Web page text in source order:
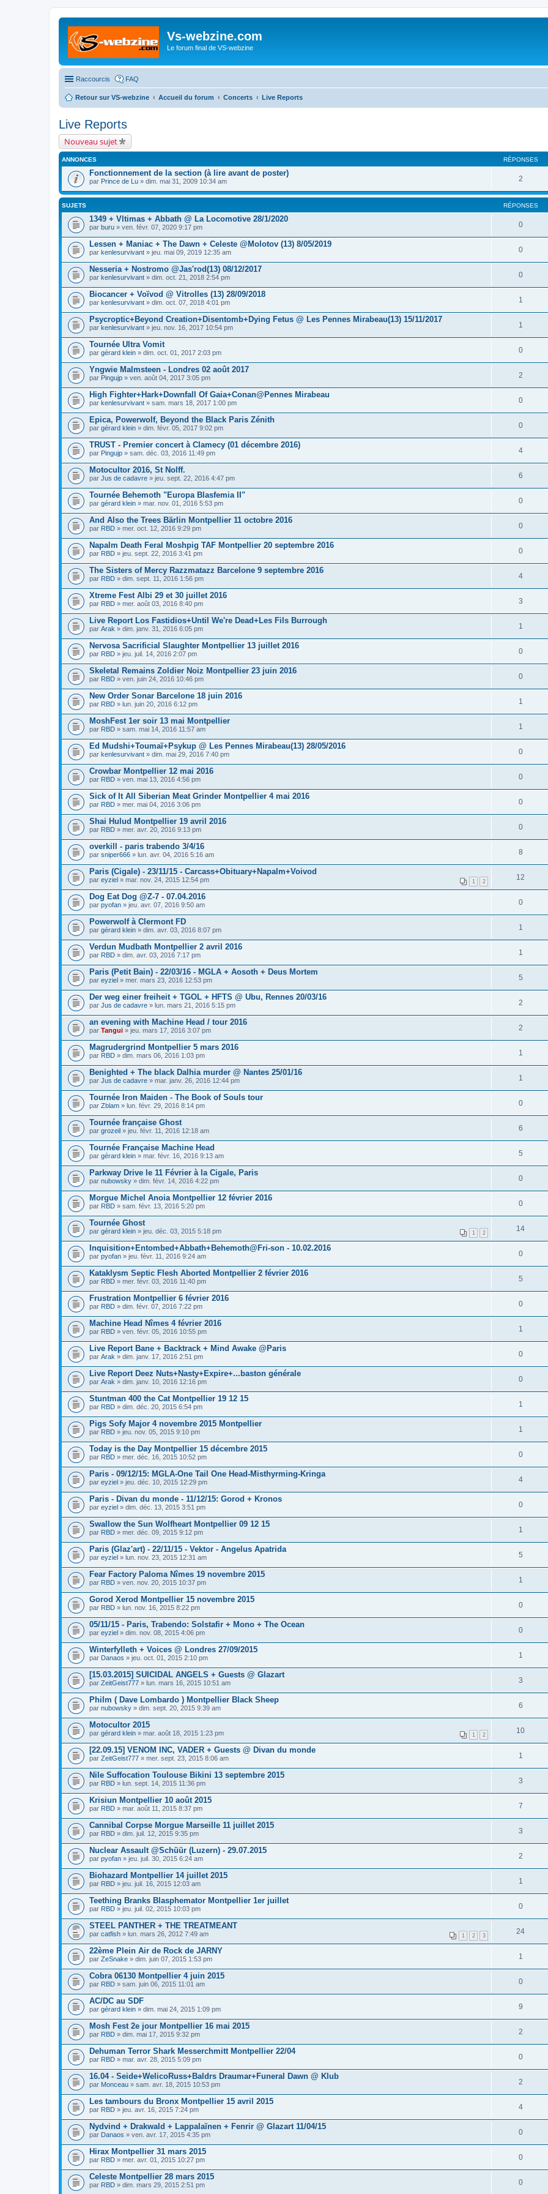
Vs-webzine.com
Le forum final de VS-webzine
Raccourcis FAQ
Retour sur VS-webzine Accueil du forum Concerts Live Reports
Live Reports
Nouveau sujet
ANNONCES RÉPONSES
Fonctionnement de la section (à lire avant de poster)
par Prince de Lu » dim. mai 31, 2009 10:34 am 2
SUJETS RÉPONSES
1349 + Vltimas + Abbath @ La Locomotive 28/1/2020
par buru » ven. févr. 07, 2020 9:17 pm 0
Lessen + Maniac + The Dawn + Celeste @Molotov (13) 8/05/2019
par kenlesurvivant » jeu. mai 09, 2019 12:35 am 0
Nesseria + Nostromo @Jas'rod(13) 08/12/2017
par kenlesurvivant » dim. oct. 21, 2018 2:54 pm 0
Biocancer + Voïvod @ Vitrolles (13) 28/09/2018
par kenlesurvivant » dim. oct. 07, 2018 4:01 pm 1
Psycroptic+Beyond Creation+Disentomb+Dying Fetus @ Les Pennes Mirabeau(13) 15/11/2017
par kenlesurvivant » jeu. nov. 16, 2017 10:54 pm 1
Tournée Ultra Vomit
par gérard klein » dim. oct. 01, 2017 2:03 pm 0
Yngwie Malmsteen - Londres 02 août 2017
par Pingujp » ven. août 04, 2017 3:05 pm 2
High Fighter+Hark+Downfall Of Gaia+Conan@Pennes Mirabeau
par kenlesurvivant » sam. mars 18, 2017 1:00 pm 0
Epica, Powerwolf, Beyond the Black Paris Zénith
par gérard klein » dim. févr. 05, 2017 9:02 pm 0
TRUST - Premier concert à Clamecy (01 décembre 2016)
par Pingujp » sam. déc. 03, 2016 11:49 pm 4
Motocultor 2016, St Nolff.
par Jus de cadavre » jeu. sept. 22, 2016 4:47 pm 6
Tournée Behemoth "Europa Blasfemia II"
par gérard klein » mar. nov. 01, 2016 5:53 pm 0
And Also the Trees Bärlin Montpellier 11 octobre 2016
par RBD » mer. oct. 12, 2016 9:29 pm 0
Napalm Death Feral Moshpig TAF Montpellier 20 septembre 2016
par RBD » jeu. sept. 22, 2016 3:41 pm 0
The Sisters of Mercy Razzmatazz Barcelone 9 septembre 2016
par RBD » dim. sept. 11, 2016 1:56 pm 4
Xtreme Fest Albi 29 et 30 juillet 2016
par RBD » mer. août 03, 2016 8:40 pm 3
Live Report Los Fastidios+Until We're Dead+Les Fils Burrough
par Arak » dim. janv. 31, 2016 6:05 pm 1
Nervosa Sacrificial Slaughter Montpellier 13 juillet 2016
par RBD » jeu. juil. 14, 2016 2:07 pm 0
Skeletal Remains Zoldier Noiz Montpellier 23 juin 2016
par RBD » ven. juin 24, 2016 10:46 pm 0
New Order Sonar Barcelone 18 juin 2016
par RBD » lun. juin 20, 2016 6:12 pm 1
MoshFest 1er soir 13 mai Montpellier
par RBD » sam. mai 14, 2016 11:57 am 1
Ed Mudshi+Toumaï+Psykup @ Les Pennes Mirabeau(13) 28/05/2016
par kenlesurvivant » dim. mai 29, 2016 7:40 pm 0
Crowbar Montpellier 12 mai 2016
par RBD » ven. mai 13, 2016 4:56 pm 0
Sick of It All Siberian Meat Grinder Montpellier 4 mai 2016
par RBD » mer. mai 04, 2016 3:06 pm 0
Shai Hulud Montpellier 19 avril 2016
par RBD » mer. avr. 20, 2016 9:13 pm 0
overkill - paris trabendo 3/4/16
par sniper666 » lun. avr. 04, 2016 5:16 am 8
Paris (Cigale) - 23/11/15 - Carcass+Obituary+Napalm+Voivod
1 2
par eyziel » mar. nov. 24, 2015 12:54 pm 12
Dog Eat Dog @Z-7 - 07.04.2016
par pyofan » jeu. avr. 07, 2016 9:50 am 0
Powerwolf à Clermont FD
par gérard klein » dim. avr. 03, 2016 8:07 pm 1
Verdun Mudbath Montpellier 2 avril 2016
par RBD » dim. avr. 03, 2016 7:17 pm 1
Paris (Petit Bain) - 22/03/16 - MGLA + Aosoth + Deus Mortem
par eyziel » mer. mars 23, 2016 12:53 pm 5
Der weg einer freiheit + TGOL + HFTS @ Ubu, Rennes 20/03/16
par Jus de cadavre » lun. mars 21, 2016 5:15 pm 2
an evening with Machine Head / tour 2016
par Tangui » jeu. mars 17, 2016 3:07 pm 2
Magrudergrind Montpellier 5 mars 2016
par RBD » dim. mars 06, 2016 1:03 pm 1
Benighted + The black Dalhia murder @ Nantes 25/01/16
par Jus de cadavre » mar. janv. 26, 2016 12:44 pm 1
Tournée Iron Maiden - The Book of Souls tour
par Zblam » lun. févr. 29, 2016 8:14 pm 0
Tournée française Ghost
par grozeil » jeu. févr. 11, 2016 12:18 am 6
Tournée Française Machine Head
par gérard klein » mar. févr. 16, 2016 9:13 am 5
Parkway Drive le 11 Février à la Cigale, Paris
par nubowsky » dim. févr. 14, 2016 4:22 pm 0
Morgue Michel Anoia Montpellier 12 février 2016
par RBD » sam. févr. 13, 2016 5:20 pm 0
Tournée Ghost
1 2
par gérard klein » jeu. déc. 03, 2015 5:18 pm 14
Inquisition+Entombed+Abbath+Behemoth@Fri-son - 10.02.2016
par pyofan » jeu. févr. 11, 2016 9:24 am 0
Kataklysm Septic Flesh Aborted Montpellier 2 février 2016
par RBD » mer. févr. 03, 2016 11:40 pm 5
Frustration Montpellier 6 février 2016
par RBD » dim. févr. 07, 2016 7:22 pm 0
Machine Head Nîmes 4 février 2016
par RBD » ven. févr. 05, 2016 10:55 pm 1
Live Report Bane + Backtrack + Mind Awake @Paris
par Arak » dim. janv. 17, 2016 2:51 pm 0
Live Report Deez Nuts+Nasty+Expire+...baston générale
par Arak » dim. janv. 10, 2016 12:16 pm 0
Stuntman 400 the Cat Montpellier 19 12 15
par RBD » dim. déc. 20, 2015 6:54 pm 1
Pigs Sofy Major 4 novembre 2015 Montpellier
par RBD » jeu. nov. 05, 2015 9:10 pm 1
Today is the Day Montpellier 15 décembre 2015
par RBD » mer. déc. 16, 2015 10:52 pm 0
Paris - 09/12/15: MGLA-One Tail One Head-Misthyrming-Kringa
par eyziel » jeu. déc. 10, 2015 12:29 pm 4
Paris - Divan du monde - 11/12/15: Gorod + Kronos
par eyziel » dim. déc. 13, 2015 3:51 pm 0
Swallow the Sun Wolfheart Montpellier 09 12 15
par RBD » mer. déc. 09, 2015 9:12 pm 1
Paris (Glaz'art) - 22/11/15 - Vektor - Angelus Apatrida
par eyziel » lun. nov. 23, 2015 12:31 am 5
Fear Factory Paloma Nîmes 19 novembre 2015
par RBD » ven. nov. 20, 2015 10:37 pm 1
Gorod Xerod Montpellier 15 novembre 2015
par RBD » lun. nov. 16, 2015 8:22 pm 0
05/11/15 - Paris, Trabendo: Solstafir + Mono + The Ocean
par eyziel » dim. nov. 08, 2015 4:06 pm 0
Winterfylleth + Voices @ Londres 27/09/2015
par Danaos » jeu. oct. 01, 2015 2:10 pm 1
[15.03.2015] SUICIDAL ANGELS + Guests @ Glazart
par ZeitGeist777 » lun. mars 16, 2015 10:51 am 3
Philm ( Dave Lombardo ) Montpellier Black Sheep
par nubowsky » dim. sept. 20, 2015 9:39 am 6
Motocultor 2015
1 2
par gérard klein » mar. août 18, 2015 1:23 pm 10
[22.09.15] VENOM INC, VADER + Guests @ Divan du monde
par ZeitGeist777 » mer. sept. 23, 2015 8:06 am 1
Nile Suffocation Toulouse Bikini 13 septembre 2015
par RBD » lun. sept. 14, 2015 11:36 pm 3
Krisiun Montpellier 10 août 2015
par RBD » mar. août 11, 2015 8:37 pm 7
Cannibal Corpse Morgue Marseille 11 juillet 2015
par RBD » dim. juil. 12, 2015 9:35 pm 3
Nuclear Assault @Schüür (Luzern) - 29.07.2015
par pyofan » jeu. juil. 30, 2015 6:24 am 2
Biohazard Montpellier 14 juillet 2015
par RBD » jeu. juil. 16, 2015 12:03 am 1
Teething Branks Blasphemator Montpellier 1er juillet
par RBD » jeu. juil. 02, 2015 10:03 pm 0
STEEL PANTHER + THE TREATMEANT
1 2 3
par catfish » lun. mars 26, 2012 7:49 am 24
22ème Plein Air de Rock de JARNY
par ZeSnake » dim. juin 07, 2015 1:53 pm 1
Cobra 06130 Montpellier 4 juin 2015
par RBD » sam. juin 06, 2015 11:01 am 0
AC/DC au SDF
par gérard klein » dim. mai 24, 2015 1:09 pm 9
Mosh Fest 2e jour Montpellier 16 mai 2015
par RBD » dim. mai 17, 2015 9:32 pm 2
Dehuman Terror Shark Messerchmitt Montpellier 22/04
par RBD » mar. avr. 28, 2015 5:09 pm 0
16.04 - Seide+WelicoRuss+Baldrs Draumar+Funeral Dawn @ Klub
par Monceau » sam. avr. 18, 2015 10:53 pm 2
Les tambours du Bronx Montpellier 15 avril 2015
par RBD » jeu. avr. 16, 2015 7:24 pm 4
Nydvind + Drakwald + Lappalaïnen + Fenrir @ Glazart 11/04/15
par Danaos » ven. avr. 17, 2015 4:35 pm 0
Hirax Montpellier 31 mars 2015
par RBD » mer. avr. 01, 2015 10:27 pm 0
Celeste Montpellier 28 mars 2015
par RBD » dim. mars 29, 2015 2:51 pm 0